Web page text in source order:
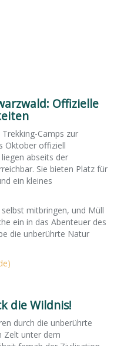
Offizielle
Camps zur
Oktober offiziell
abseits der
Sie bieten Platz für
ein kleines
mitbringen, und Müll
ein in das Abenteuer des
die unberührte Natur
die Wildnis!
durch die unberührte
Zelt unter dem